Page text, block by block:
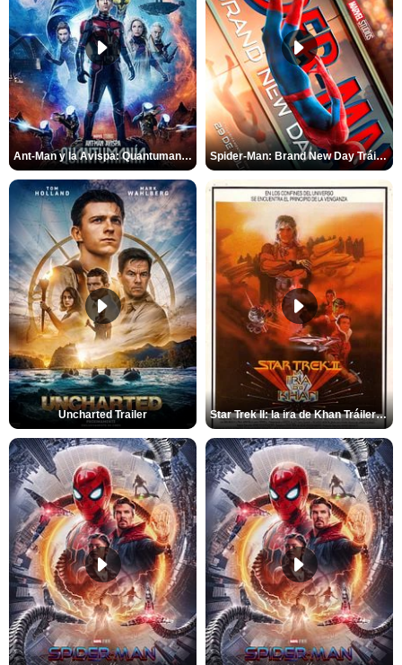
Ant-Man y la Avispa: Quantumanía Tráiler (2) Spider-Man: Brand New Day Tráiler (3)
Uncharted Trailer Star Trek II: la ira de Khan Tráiler VO